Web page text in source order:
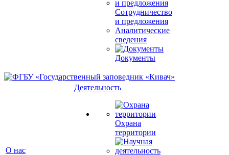
Сотрудничество
и предложения
Аналитические
сведения
Документы
О нас
Деятельность
Охрана
территории